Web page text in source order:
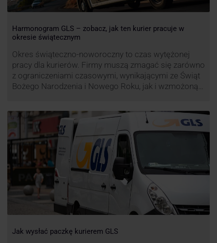
Harmonogram GLS – zobacz, jak ten kurier pracuje w
okresie świątecznym
Okres świąteczno-noworoczny to czas wytężonej
pracy dla kurierów. Firmy muszą zmagać się zarówno
z ograniczeniami czasowymi, wynikającymi ze Świąt
Bożego Narodzenia i Nowego Roku, jak i wzmożoną
firm. Zobacz harmonogram GLS na czas świąteczny!
Jak wysłać paczkę kurierem GLS